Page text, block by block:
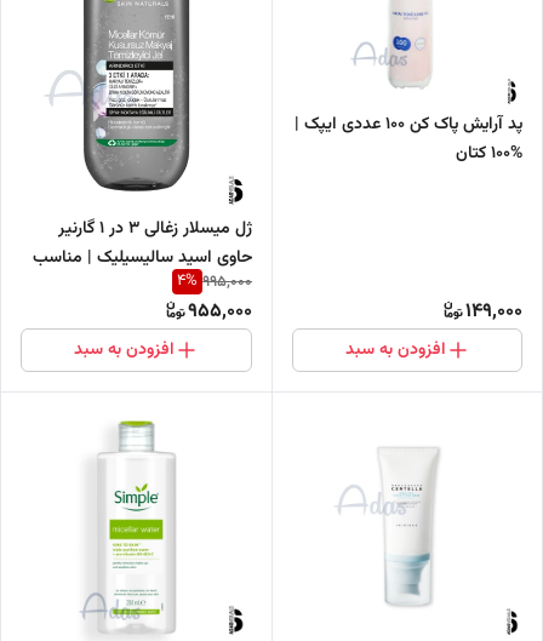
پد آرایش پاک کن 100 عددی ایپک |
%100 کتان
149,000
افزودن به سبد
ژل میسلار زغالی 3 در 1 گارنیر
حاوی اسید سالیسیلیک | مناسب
پوست های مستعد جوش سرسیاه
995,000
4%
955,000
افزودن به سبد